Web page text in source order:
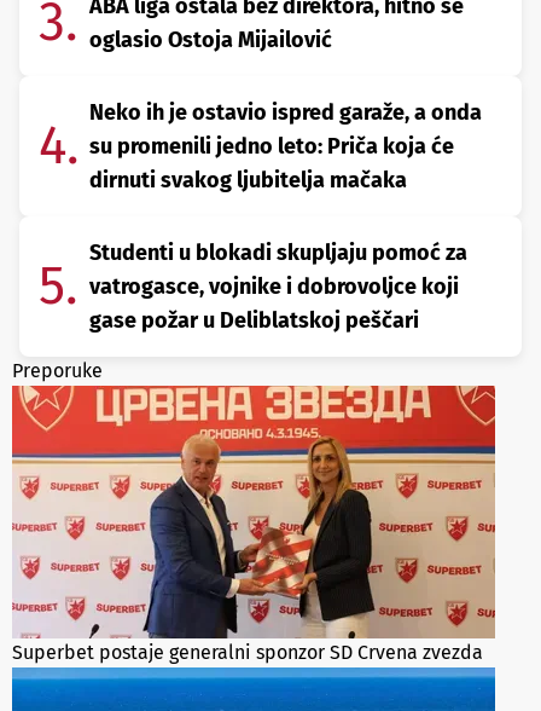
3. ABA liga ostala bez direktora, hitno se
oglasio Ostoja Mijailović
4.
Neko ih je ostavio ispred garaže, a onda
su promenili jedno leto: Priča koja će
dirnuti svakog ljubitelja mačaka
5.
Studenti u blokadi skupljaju pomoć za
vatrogasce, vojnike i dobrovoljce koji
gase požar u Deliblatskoj peščari
Preporuke
Superbet postaje generalni sponzor SD Crvena zvezda